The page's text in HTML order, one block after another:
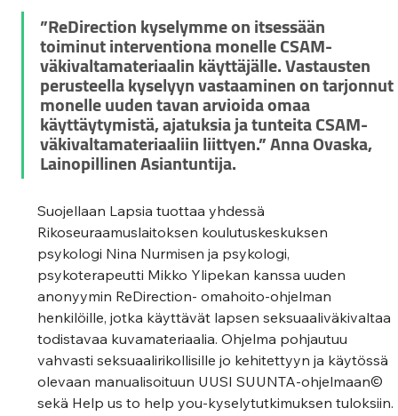
”ReDirection kyselymme on itsessään
toiminut interventiona monelle CSAM-
väkivaltamateriaalin käyttäjälle. Vastausten
perusteella kyselyyn vastaaminen on tarjonnut
monelle uuden tavan arvioida omaa
käyttäytymistä, ajatuksia ja tunteita CSAM-
väkivaltamateriaaliin liittyen.” Anna Ovaska,
Lainopillinen Asiantuntija.
Suojellaan Lapsia tuottaa yhdessä
Rikoseuraamuslaitoksen koulutuskeskuksen
psykologi Nina Nurmisen ja psykologi,
psykoterapeutti Mikko Ylipekan kanssa uuden
anonyymin ReDirection- omahoito-ohjelman
henkilöille, jotka käyttävät lapsen seksuaaliväkivaltaa
todistavaa kuvamateriaalia. Ohjelma pohjautuu
vahvasti seksuaalirikollisille jo kehitettyyn ja käytössä
olevaan manualisoituun UUSI SUUNTA-ohjelmaan©
sekä Help us to help you-kyselytutkimuksen tuloksiin.